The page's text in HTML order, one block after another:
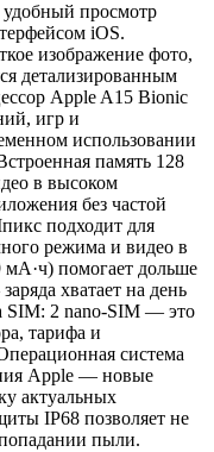
удобный просмотр
iOS.
изображение фото,
детализированным
Apple A15 Bionic
игр и
использовании
память 128
в высоком
без частой
подходит для
режима и видео в
мА·ч) помогает дольше
хватает на день
SIM: 2 nano-SIM — это
тарифа и
система
Apple — новые
актуальных
IP68 позволяет не
пыли.